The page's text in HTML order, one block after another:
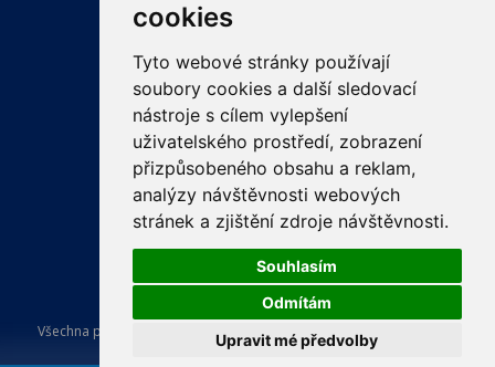
cookies
Tyto webové stránky používají
soubory cookies a další sledovací
nástroje s cílem vylepšení
uživatelského prostředí, zobrazení
přizpůsobeného obsahu a reklam,
analýzy návštěvnosti webových
stránek a zjištění zdroje návštěvnosti.
Souhlasím
Odmítám
Upravit mé předvolby
ODKAZY
PRO LÉKAŘE
PRO VEŘEJNOST
VZDĚLÁVÁNÍ
Všechna práva vyhrazena Česká lékařská komora. Tvorba a provoz
ISSA CZECH s.r.o..